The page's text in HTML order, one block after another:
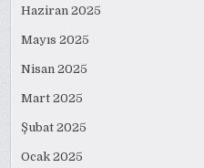
Haziran 2025
Mayıs 2025
Nisan 2025
Mart 2025
Şubat 2025
Ocak 2025